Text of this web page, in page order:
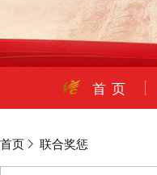
首 页
首页 联合奖惩